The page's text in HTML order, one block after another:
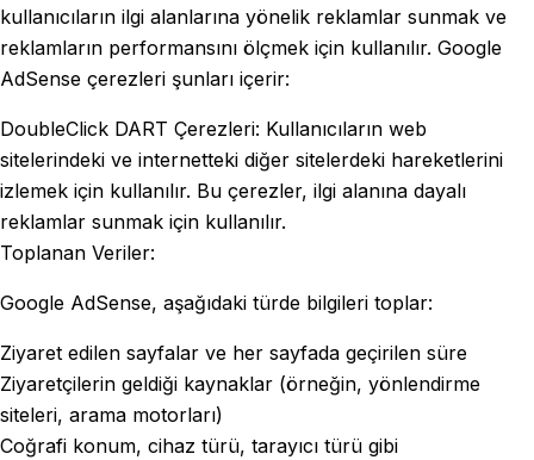
kullanıcıların ilgi alanlarına yönelik reklamlar sunmak ve
reklamların performansını ölçmek için kullanılır. Google
AdSense çerezleri şunları içerir:
DoubleClick DART Çerezleri: Kullanıcıların web
sitelerindeki ve internetteki diğer sitelerdeki hareketlerini
izlemek için kullanılır. Bu çerezler, ilgi alanına dayalı
reklamlar sunmak için kullanılır.
Toplanan Veriler:
Google AdSense, aşağıdaki türde bilgileri toplar:
Ziyaret edilen sayfalar ve her sayfada geçirilen süre
Ziyaretçilerin geldiği kaynaklar (örneğin, yönlendirme
siteleri, arama motorları)
Coğrafi konum, cihaz türü, tarayıcı türü gibi